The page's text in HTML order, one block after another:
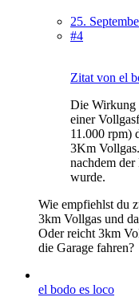
25.
#4
Zitat von el
Die Wirkung
einer
11.000 rpm)
3Km
nachdem
wurde.
Wie empfiehlst du
3km Vollgas und
Oder reicht 3km
die Garage fahren?
el bodo es loco